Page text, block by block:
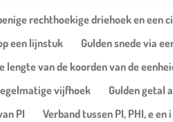
rechthoekige driehoek en een
een lijnstuk
Gulden snede via
lengte van de koorden van de
vijfhoek
Gulden getal
PI
Verband tussen PI, PHI, e en i